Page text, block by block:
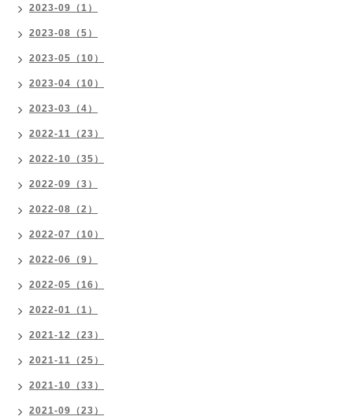
2023-09（1）
2023-08（5）
2023-05（10）
2023-04（10）
2023-03（4）
2022-11（23）
2022-10（35）
2022-09（3）
2022-08（2）
2022-07（10）
2022-06（9）
2022-05（16）
2022-01（1）
2021-12（23）
2021-11（25）
2021-10（33）
2021-09（23）